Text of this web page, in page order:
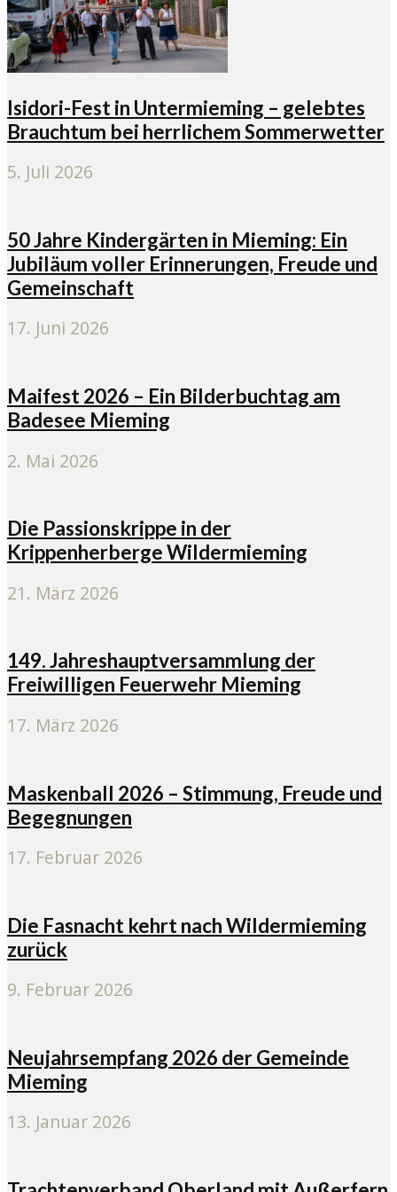
Isidori-Fest in Untermieming – gelebtes
Brauchtum bei herrlichem Sommerwetter
5. Juli 2026
50 Jahre Kindergärten in Mieming: Ein
Jubiläum voller Erinnerungen, Freude und
Gemeinschaft
17. Juni 2026
Maifest 2026 – Ein Bilderbuchtag am
Badesee Mieming
2. Mai 2026
Die Passionskrippe in der
Krippenherberge Wildermieming
21. März 2026
149. Jahreshauptversammlung der
Freiwilligen Feuerwehr Mieming
17. März 2026
Maskenball 2026 – Stimmung, Freude und
Begegnungen
17. Februar 2026
Die Fasnacht kehrt nach Wildermieming
zurück
9. Februar 2026
Neujahrsempfang 2026 der Gemeinde
Mieming
13. Januar 2026